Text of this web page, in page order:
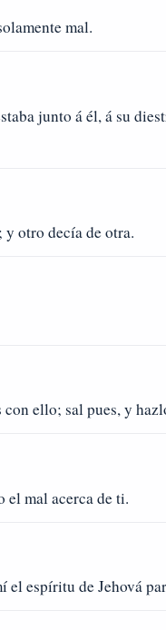
mal.
junto á él, á su
y otro decía de otra.
ello; sal pues, y
el mal acerca de ti.
espíritu de Jehová